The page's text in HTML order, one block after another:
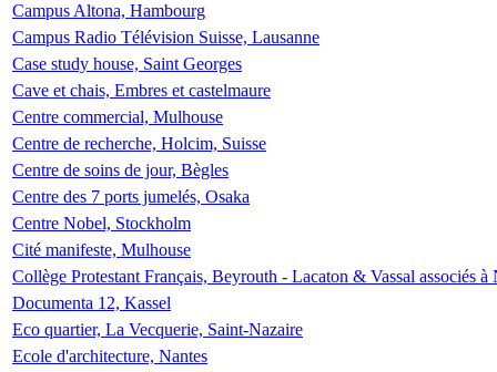
Campus Altona, Hambourg
Campus Radio Télévision Suisse, Lausanne
Case study house, Saint Georges
Cave et chais, Embres et castelmaure
Centre commercial, Mulhouse
Centre de recherche, Holcim, Suisse
Centre de soins de jour, Bègles
Centre des 7 ports jumelés, Osaka
Centre Nobel, Stockholm
Cité manifeste, Mulhouse
Collège Protestant Français, Beyrouth - Lacaton & Vassal associés
Documenta 12, Kassel
Eco quartier, La Vecquerie, Saint-Nazaire
Ecole d'architecture, Nantes